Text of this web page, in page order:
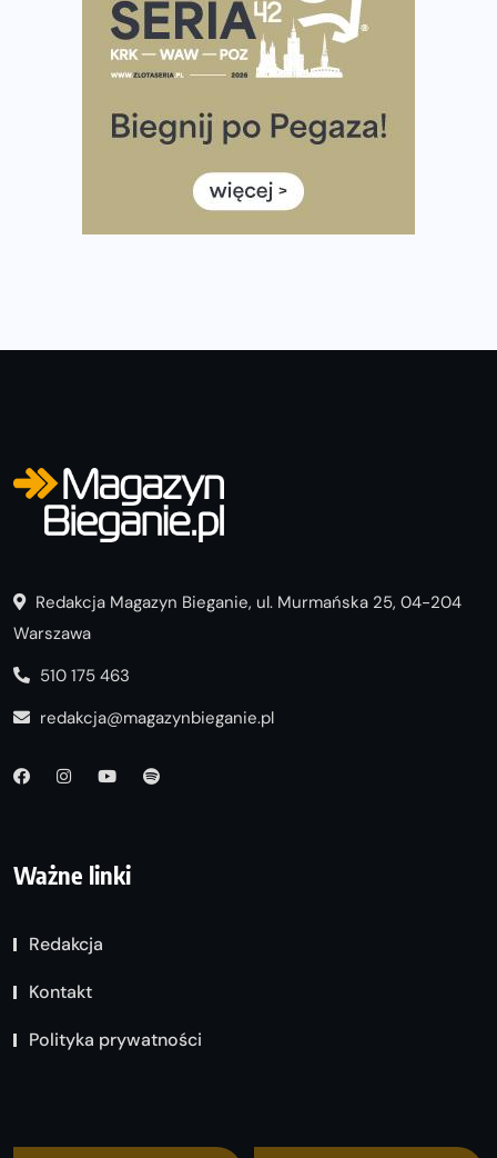
Największy Bieg Powstania Warszawskiego w historii.
Ponad 12 tysięcy uczestników pobiegło dla Bohaterów!
Co ma dużo białka? Produkty, które warto włączyć do
Rozbiegany Olsztyn szykuje się na weekend z
półmaratonem
Redakcja Magazyn Bieganie, ul. Murmańska 25, 04-204
Warszawa
510 175 463
redakcja@magazynbieganie.pl
Ważne linki
Redakcja
Kontakt
Polityka prywatności